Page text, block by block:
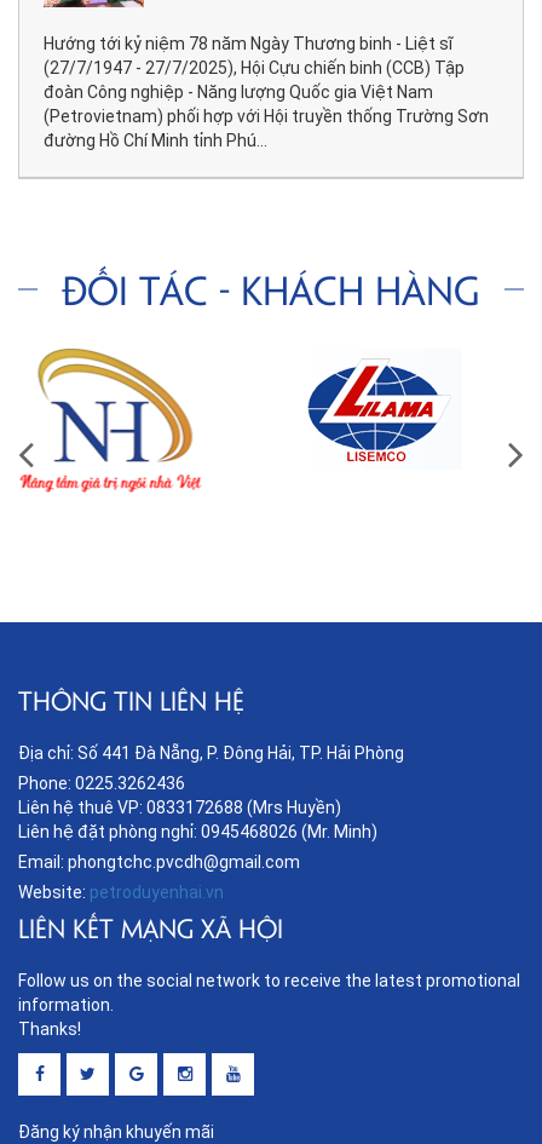
Hướng tới kỷ niệm 78 năm Ngày Thương binh - Liệt sĩ
(27/7/1947 - 27/7/2025), Hội Cựu chiến binh (CCB) Tập
đoàn Công nghiệp - Năng lượng Quốc gia Việt Nam
(Petrovietnam) phối hợp với Hội truyền thống Trường Sơn
đường Hồ Chí Minh tỉnh Phú...
Đối tác - Khách hàng
THÔNG TIN LIÊN HỆ
Địa chỉ: Số 441 Đà Nẵng, P. Đông Hải, TP. Hải Phòng
Phone: 0225.3262436
Liên hệ thuê VP: 0833172688 (Mrs Huyền)
Liên hệ đặt phòng nghỉ: 0945468026 (Mr. Minh)
Email: phongtchc.pvcdh@gmail.com
Website: petroduyenhai.vn
LIÊN KẾT MẠNG XÃ HỘI
Follow us on the social network to receive the latest promotional
information.
Thanks!
Đăng ký nhận khuyến mãi